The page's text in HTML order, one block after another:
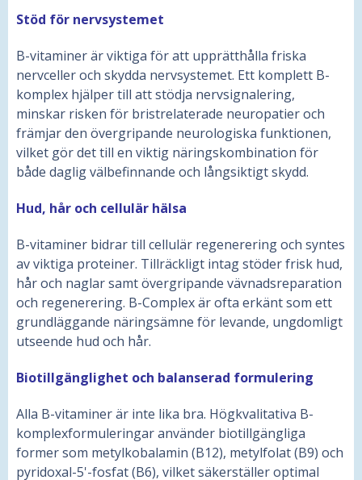
Stöd för nervsystemet
B-vitaminer är viktiga för att upprätthålla friska
nervceller och skydda nervsystemet. Ett komplett B-
komplex hjälper till att stödja nervsignalering,
minskar risken för bristrelaterade neuropatier och
främjar den övergripande neurologiska funktionen,
vilket gör det till en viktig näringskombination för
både daglig välbefinnande och långsiktigt skydd.
Hud, hår och cellulär hälsa
B-vitaminer bidrar till cellulär regenerering och syntes
av viktiga proteiner. Tillräckligt intag stöder frisk hud,
hår och naglar samt övergripande vävnadsreparation
och regenerering. B-Complex är ofta erkänt som ett
grundläggande näringsämne för levande, ungdomligt
utseende hud och hår.
Biotillgänglighet och balanserad formulering
Alla B-vitaminer är inte lika bra. Högkvalitativa B-
komplexformuleringar använder biotillgängliga
former som metylkobalamin (B12), metylfolat (B9) och
pyridoxal-5'-fosfat (B6), vilket säkerställer optimal